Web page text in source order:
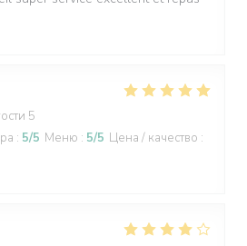
5
: 5/5 Меню : 5/5 Цена / качество :